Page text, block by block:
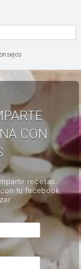
CON
recetas.
tu facebook